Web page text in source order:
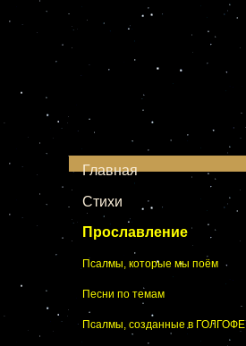
Главная
Стихи
Прославление
Псалмы, которые мы поём
Песни по темам
Псалмы, созданные в ГОЛГОФЕ